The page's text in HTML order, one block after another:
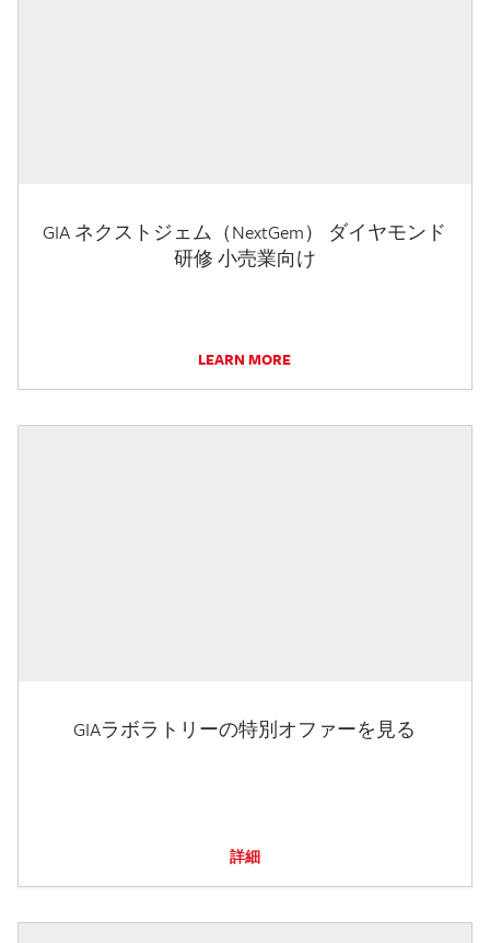
GIA ネクストジェム（NextGem） ダイヤモンド
研修 小売業向け
LEARN MORE
GIAラボラトリーの特別オファーを見る
詳細